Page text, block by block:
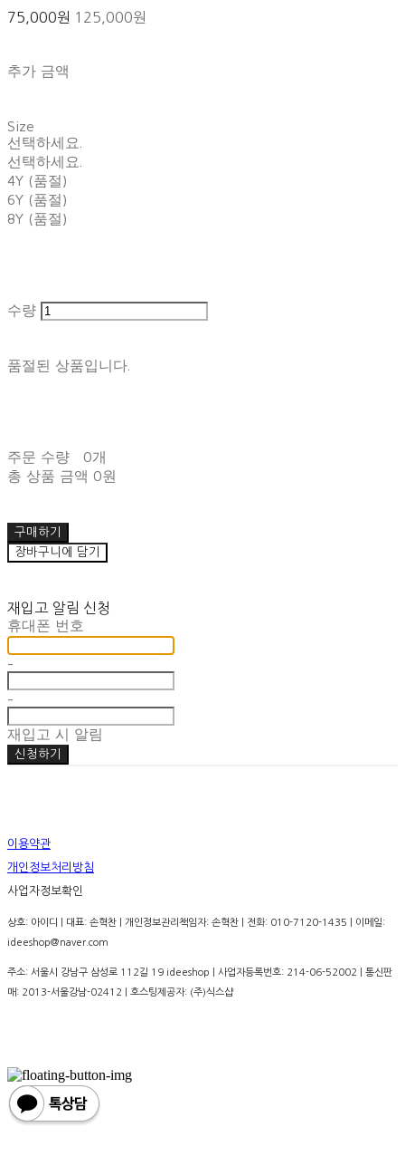
75,000원 125,000원
추가 금액
Size
선택하세요.
선택하세요.
4Y (품절)
6Y (품절)
8Y (품절)
수량
품절된 상품입니다.
주문 수량
0개
총 상품 금액 0원
구매하기
장바구니에 담기
재입고 알림 신청
휴대폰 번호
-
-
재입고 시 알림
신청하기
이용약관
개인정보처리방침
사업자정보확인
상호: 아이디 | 대표: 손혁찬 | 개인정보관리책임자: 손혁찬 | 전화: 010-7120-1435 | 이메일:
ideeshop@naver.com
주소: 서울시 강남구 삼성로 112길 19 ideeshop | 사업자등록번호: 214-06-52002 | 통신판
매: 2013-서울강남-02412 | 호스팅제공자: (주)식스샵